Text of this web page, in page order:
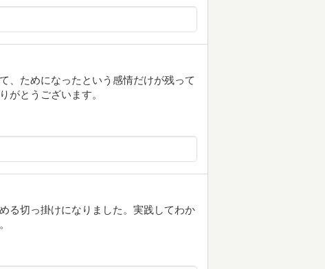
、ためになったという感情だけが残って
がとうございます。
る切っ掛けになりました。実践してわか